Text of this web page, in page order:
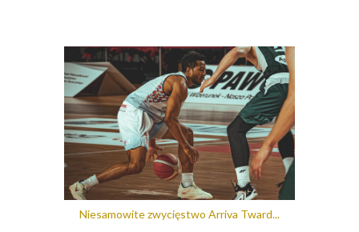
Niesamowite zwycięstwo Arriva Tward...